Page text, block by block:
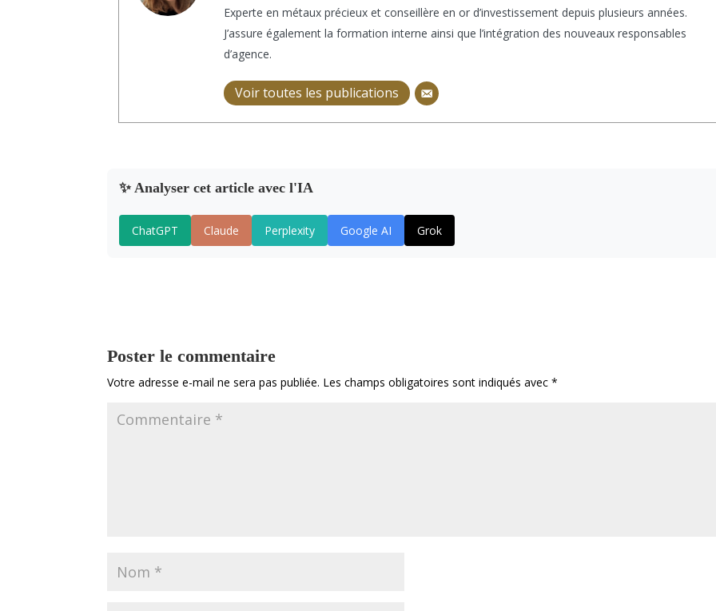
Experte en métaux précieux et conseillère en or d’investissement depuis plusieurs années.
J’assure également la formation interne ainsi que l’intégration des nouveaux responsables
d’agence.
Voir toutes les publications
✨ Analyser cet article avec l'IA
ChatGPT Claude Perplexity Google AI Grok
Poster le commentaire
Votre adresse e-mail ne sera pas publiée. Les champs obligatoires sont indiqués avec*